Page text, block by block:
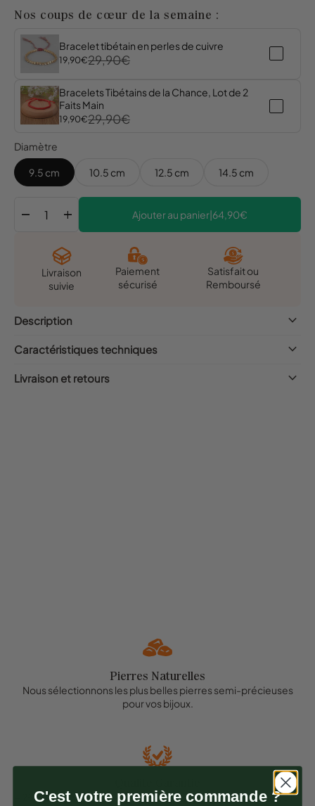
Nos coups de cœur de la semaine :
Bracelet tibétain en perles de cuivre
19,90€29,90€
Bracelets Tibétains de la Chance, Lot de 2
Faits Main
19,90€29,90€
Diamètre
9.5 cm 10.5 cm 12.5 cm 14.5 cm
remove add Ajouter au panier|64,90€
Livraison
suivie
Paiement
sécurisé
Satisfait ou
Remboursé
Description keyboard_arrow_down
Caractéristiques techniques keyboard_arrow_down
Livraison et retours keyboard_arrow_down
Pierres Naturelles
Nous sélectionnons les plus belles pierres semi-précieuses
pour vos bijoux.
+ 25.000 clients satisfaits en France depuis la création en 2019.
C'est votre première commande ?